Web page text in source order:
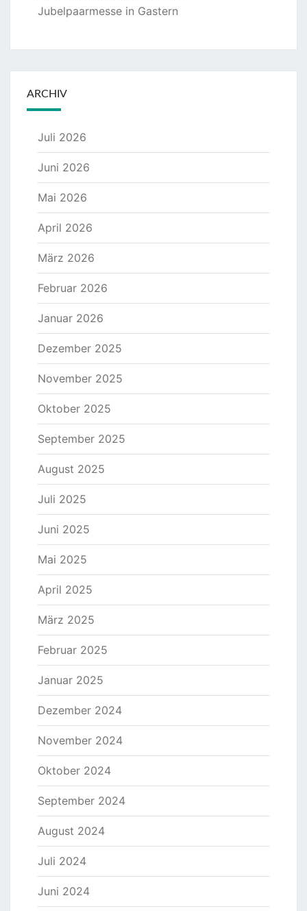
Jubelpaarmesse in Gastern
ARCHIV
Juli 2026
Juni 2026
Mai 2026
April 2026
März 2026
Februar 2026
Januar 2026
Dezember 2025
November 2025
Oktober 2025
September 2025
August 2025
Juli 2025
Juni 2025
Mai 2025
April 2025
März 2025
Februar 2025
Januar 2025
Dezember 2024
November 2024
Oktober 2024
September 2024
August 2024
Juli 2024
Juni 2024